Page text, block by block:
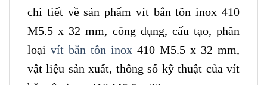
chi tiết về sản phẩm vít bắn tôn inox 410
M5.5 x 32 mm, công dụng, cấu tạo, phân
loại vít bắn tôn inox 410 M5.5 x 32 mm,
vật liệu sản xuất, thông số kỹ thuật của vít